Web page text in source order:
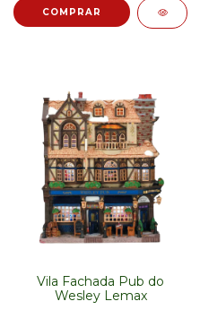
Vila Fachada Pub do
Wesley Lemax